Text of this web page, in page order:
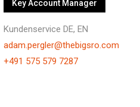
Key Account Manager
Kundenservice DE, EN
adam.pergler@thebigsro.com
+491 575 579 7287